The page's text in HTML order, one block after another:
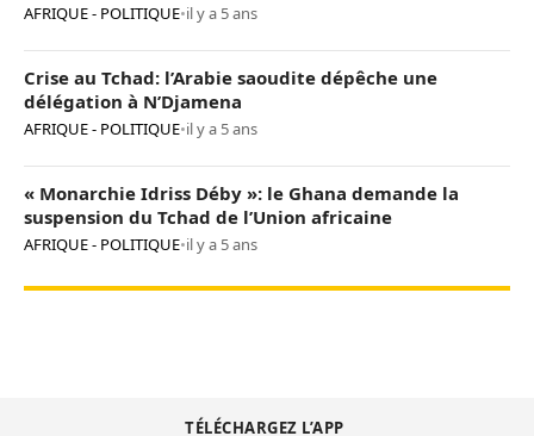
AFRIQUE - POLITIQUE•il y a 5 ans
Crise au Tchad: l’Arabie saoudite dépêche une
délégation à N’Djamena
AFRIQUE - POLITIQUE•il y a 5 ans
« Monarchie Idriss Déby »: le Ghana demande la
suspension du Tchad de l’Union africaine
AFRIQUE - POLITIQUE•il y a 5 ans
TÉLÉCHARGEZ L’APP